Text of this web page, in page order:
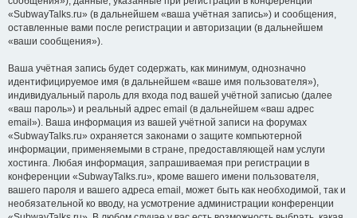
«SubwayTalks.ru» (в дальнейшем «ваша учётная запись») и сообщения,
оставленные вами после регистрации и авторизации (в дальнейшем
«ваши сообщения»).
Ваша учётная запись будет содержать, как минимум, однозначно
идентифицируемое имя (в дальнейшем «ваше имя пользователя»),
индивидуальный пароль для входа под вашей учётной записью (далее
«ваш пароль») и реальный адрес email (в дальнейшем «ваш адрес
email»). Ваша информация из вашей учётной записи на форумах
«SubwayTalks.ru» охраняется законами о защите компьютерной
информации, применяемыми в стране, предоставляющей нам услуги
хостинга. Любая информация, запрашиваемая при регистрации в
конференции «SubwayTalks.ru», кроме вашего имени пользователя,
вашего пароля и вашего адреса email, может быть как необходимой, так и
необязательной ко вводу, на усмотрение администрации конференции